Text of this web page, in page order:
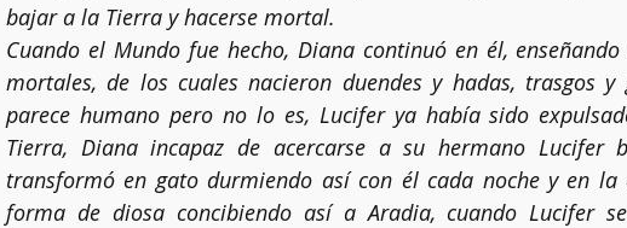
bajar a la Tierra y hacerse mortal.
Cuando el Mundo fue hecho, Diana continuó en él,
mortales, de los cuales nacieron duendes y hadas, trasgos
parece humano pero no lo es, Lucifer ya había sido
Tierra, Diana incapaz de acercarse a su hermano
transformó en gato durmiendo así con él cada noche y en
forma de diosa concibiendo así a Aradia, cuando Lucifer